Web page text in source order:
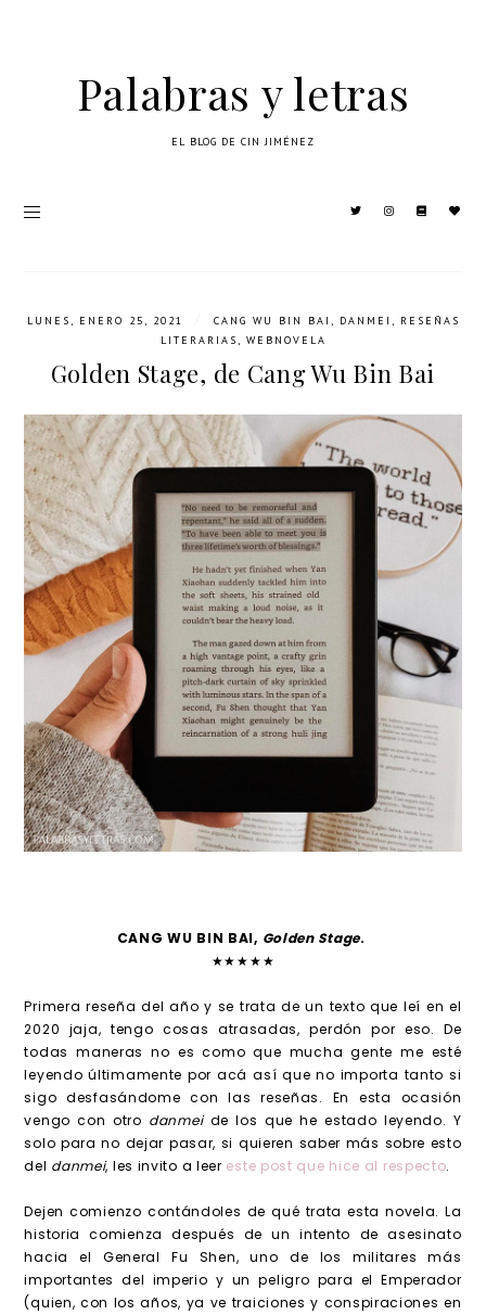
Palabras y letras
EL BLOG DE CIN JIMÉNEZ
LUNES, ENERO 25, 2021 CANG WU BIN BAI , DANMEI , RESEÑAS
LITERARIAS, WEBNOVELA
Golden Stage, de Cang Wu Bin Bai
CANG WU BIN BAI, Golden Stage.
★★★★★
Primera reseña del año y se trata de un texto que leí en el
2020 jaja, tengo cosas atrasadas, perdón por eso. De
todas maneras no es como que mucha gente me esté
leyendo últimamente por acá así que no importa tanto si
sigo desfasándome con las reseñas. En esta ocasión
vengo con otro danmei de los que he estado leyendo. Y
solo para no dejar pasar, si quieren saber más sobre esto
del danmei, les invito a leer este post que hice al respecto.
Dejen comienzo contándoles de qué trata esta novela. La
historia comienza después de un intento de asesinato
hacia el General Fu Shen, uno de los militares más
importantes del imperio y un peligro para el Emperador
(quien, con los años, ya ve traiciones y conspiraciones en